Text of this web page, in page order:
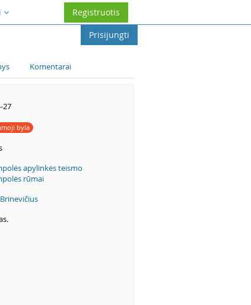
Registruotis
Prisijungti
Komentarai
27
byla
apylinkės teismo
rūmai